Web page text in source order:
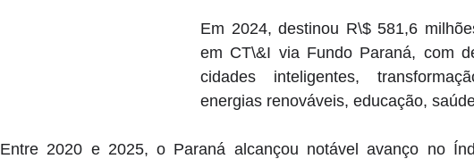
Em 2024, destinou R\$ 581,6
em CT\&I via Fundo Paraná, com
cidades inteligentes,
energias renováveis, educação,
Entre 2020 e 2025, o Paraná alcançou notável avanço no